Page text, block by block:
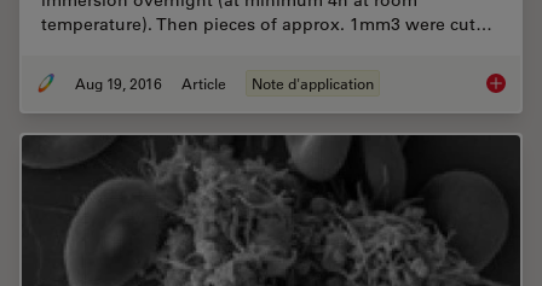
temperature). Then pieces of approx. 1mm3 were cut…
Aug 19, 2016 Article Note d'application Epoxy